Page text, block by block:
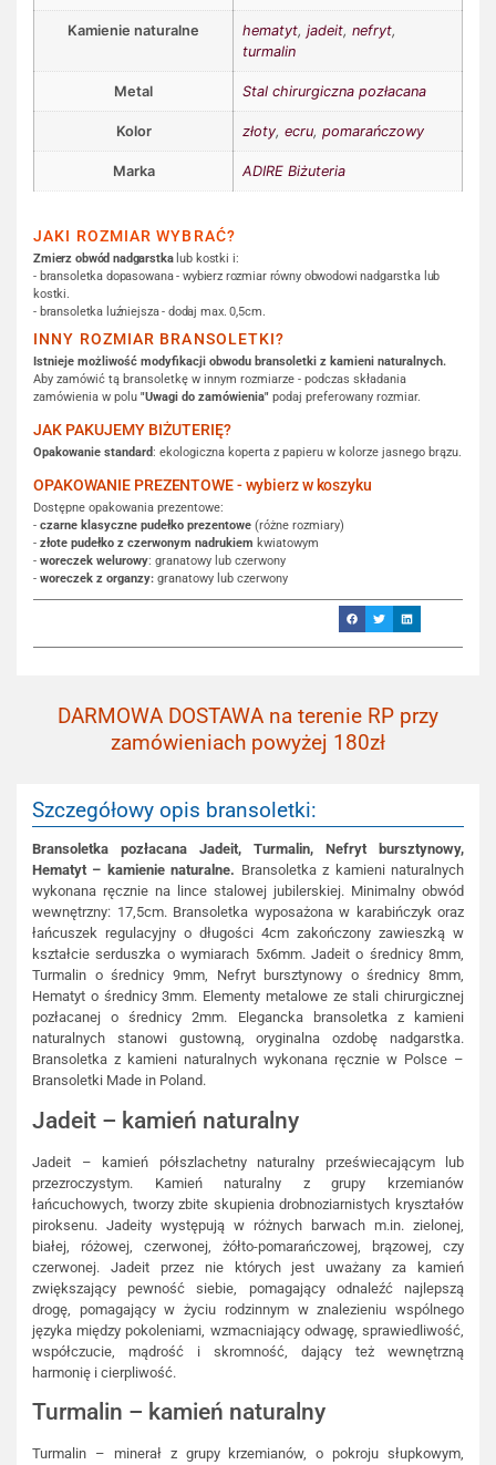
Kamienie naturalne hematyt, jadeit, nefryt,
turmalin
Metal Stal chirurgiczna pozłacana
Kolor złoty, ecru, pomarańczowy
Marka ADIRE Biżuteria
JAKI ROZMIAR WYBRAĆ?
Zmierz obwód nadgarstkalub kostki i:
- bransoletka dopasowana - wybierz rozmiar równy obwodowi nadgarstka lub
kostki.
- bransoletka luźniejsza - dodaj max. 0,5cm.
INNY ROZMIAR BRANSOLETKI?
Istnieje możliwość modyfikacji obwodu bransoletki z kamieni naturalnych.
Aby zamówić tą bransoletkę w innym rozmiarze - podczas składania
zamówienia w polu "Uwagi do zamówienia" podaj preferowany rozmiar.
JAK PAKUJEMY BIŻUTERIĘ?
Opakowanie standard: ekologiczna koperta z papieru w kolorze jasnego brązu.
OPAKOWANIE PREZENTOWE - wybierz w koszyku
Dostępne opakowania prezentowe:
- czarne klasyczne pudełko prezentowe (różne rozmiary)
- złote pudełko z czerwonym nadrukiem kwiatowym
- woreczek welurowy: granatowy lub czerwony
- woreczek z organzy: granatowy lub czerwony
DARMOWA DOSTAWA na terenie RP przy
zamówieniach powyżej 180zł
Szczegółowy opis bransoletki:
Bransoletka pozłacana Jadeit, Turmalin, Nefryt bursztynowy,
Hematyt – kamienie naturalne. Bransoletka z kamieni naturalnych
wykonana ręcznie na lince stalowej jubilerskiej. Minimalny obwód
wewnętrzny: 17,5cm. Bransoletka wyposażona w karabińczyk oraz
łańcuszek regulacyjny o długości 4cm zakończony zawieszką w
kształcie serduszka o wymiarach 5x6mm. Jadeit o średnicy 8mm,
Turmalin o średnicy 9mm, Nefryt bursztynowy o średnicy 8mm,
Hematyt o średnicy 3mm. Elementy metalowe ze stali chirurgicznej
pozłacanej o średnicy 2mm. Elegancka bransoletka z kamieni
naturalnych stanowi gustowną, oryginalna ozdobę nadgarstka.
Bransoletka z kamieni naturalnych wykonana ręcznie w Polsce –
Bransoletki Made in Poland.
Jadeit – kamień naturalny
Jadeit – kamień półszlachetny naturalny przeświecającym lub
przezroczystym. Kamień naturalny z grupy krzemianów
łańcuchowych, tworzy zbite skupienia drobnoziarnistych kryształów
piroksenu. Jadeity występują w różnych barwach m.in. zielonej,
białej, różowej, czerwonej, żółto-pomarańczowej, brązowej, czy
czerwonej. Jadeit przez nie których jest uważany za kamień
zwiększający pewność siebie, pomagający odnaleźć najlepszą
drogę, pomagający w życiu rodzinnym w znalezieniu wspólnego
języka między pokoleniami, wzmacniający odwagę, sprawiedliwość,
współczucie, mądrość i skromność, dający też wewnętrzną
harmonię i cierpliwość.
Turmalin – kamień naturalny
Turmalin – minerał z grupy krzemianów, o pokroju słupkowym,